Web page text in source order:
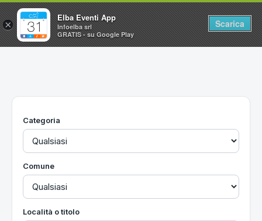
Home
Utilità
Categoria
Comune
Località o titolo
×
Elba Eventi App
Infoelba srl
GRATIS - su Google Play
Scarica